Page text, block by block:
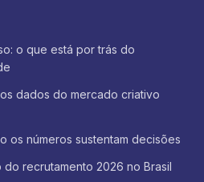
o que está por trás do
dados do mercado criativo
os números sustentam decisões
recrutamento 2026 no Brasil